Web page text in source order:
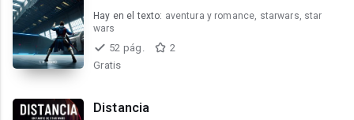
Hay en el texto: aventura y romance, starwars, star
wars
52 pág.
2
Gratis
Distancia